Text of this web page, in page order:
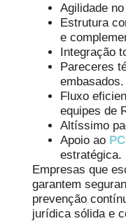
Agilidade
Estrutura
e
Integração
Pareceres
embasados.
Fluxo
equipes de
Altíssimo
Apoio ao
estratégica.
Empresas que
garantem
prevenção
jurídica sólida e